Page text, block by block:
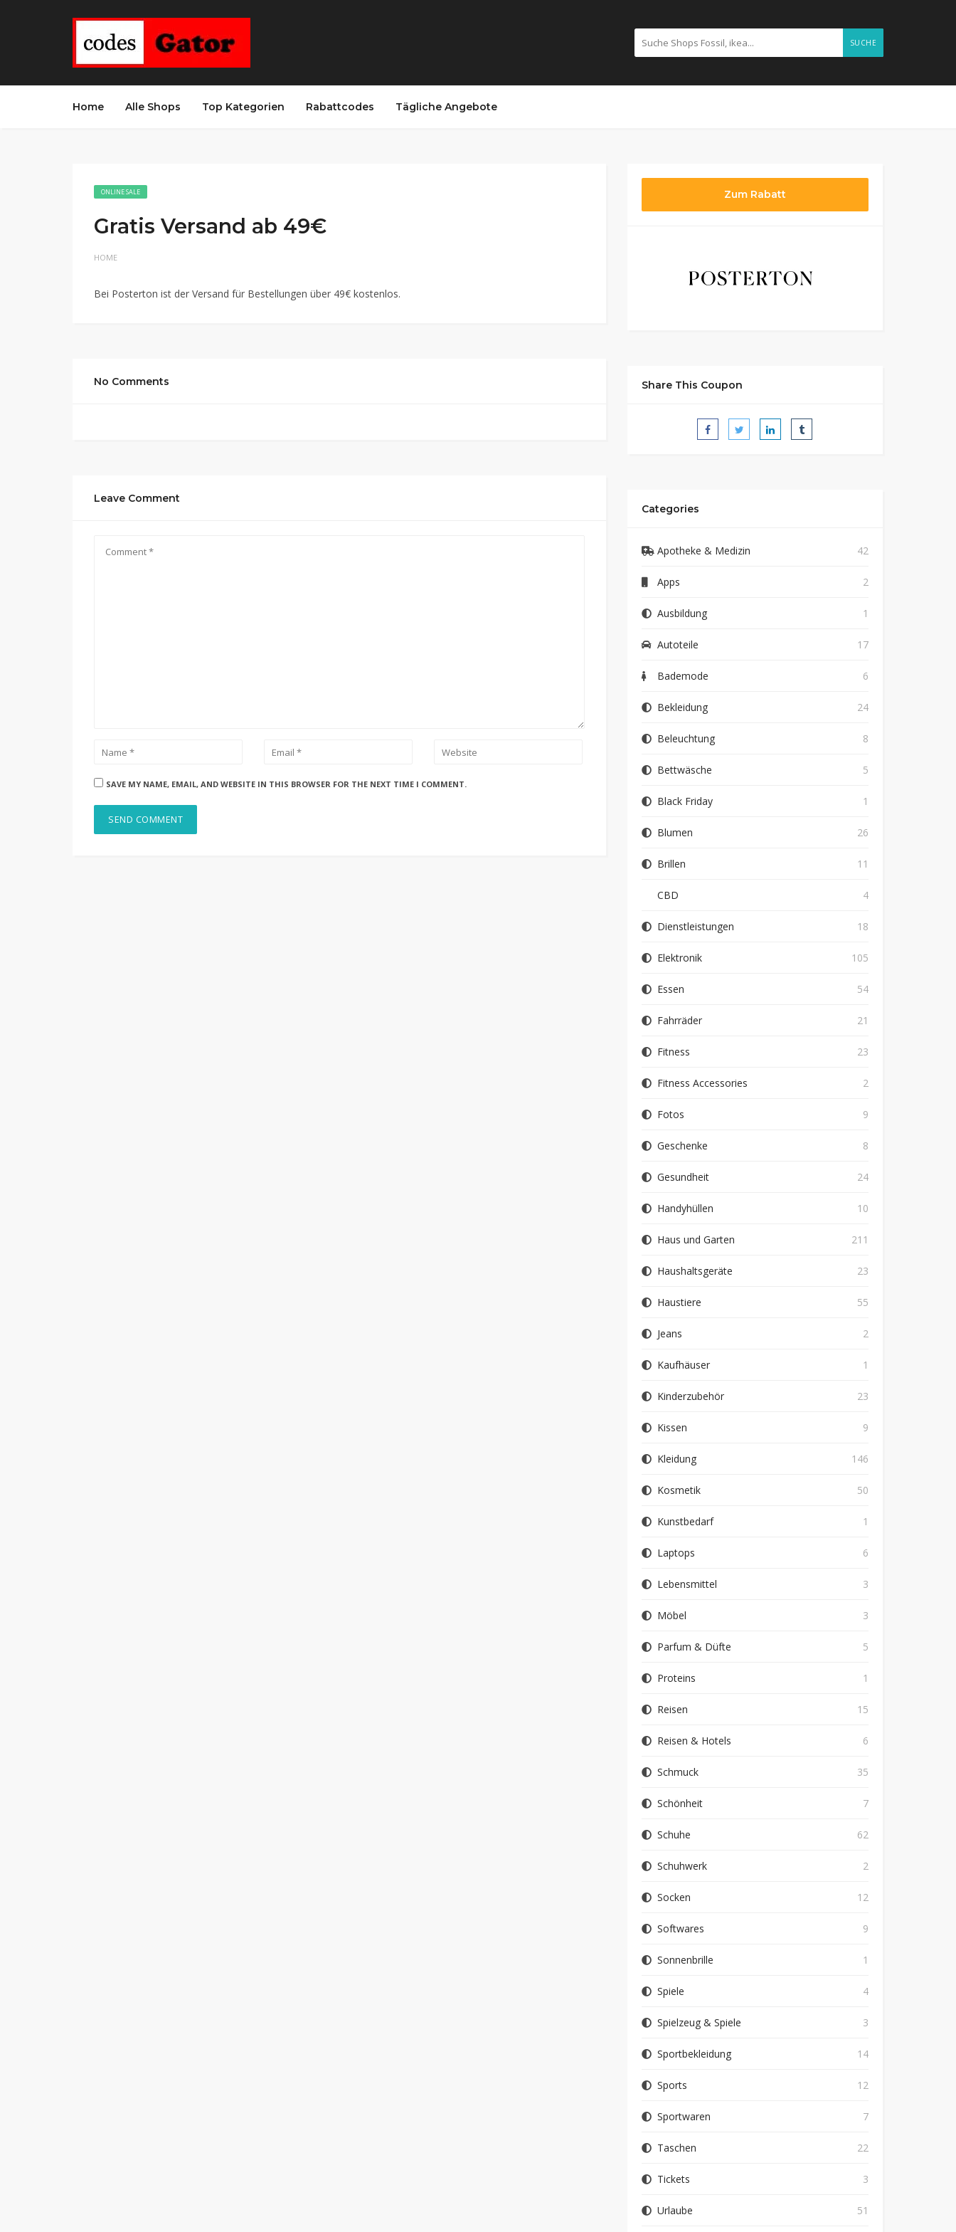
SUCHE
Home Alle Shops Top Kategorien Rabattcodes Tägliche Angebote
ONLINE SALE
Gratis Versand ab 49€
HOME
Bei Posterton ist der Versand für Bestellungen über 49€ kostenlos.
No Comments
Leave Comment
SAVE MY NAME, EMAIL, AND WEBSITE IN THIS BROWSER FOR THE NEXT TIME I COMMENT.
Zum Rabatt
Share This Coupon
Categories
Apotheke & Medizin 42
Apps 2
Ausbildung 1
Autoteile 17
Bademode 6
Bekleidung 24
Beleuchtung 8
Bettwäsche 5
Black Friday 1
Blumen 26
Brillen 11
CBD 4
Dienstleistungen 18
Elektronik 105
Essen 54
Fahrräder 21
Fitness 23
Fitness Accessories 2
Fotos 9
Geschenke 8
Gesundheit 24
Handyhüllen 10
Haus und Garten 211
Haushaltsgeräte 23
Haustiere 55
Jeans 2
Kaufhäuser 1
Kinderzubehör 23
Kissen 9
Kleidung 146
Kosmetik 50
Kunstbedarf 1
Laptops 6
Lebensmittel 3
Möbel 3
Parfum & Düfte 5
Proteins 1
Reisen 15
Reisen & Hotels 6
Schmuck 35
Schönheit 7
Schuhe 62
Schuhwerk 2
Socken 12
Softwares 9
Sonnenbrille 1
Spiele 4
Spielzeug & Spiele 3
Sportbekleidung 14
Sports 12
Sportwaren 7
Taschen 22
Tickets 3
Urlaube 51